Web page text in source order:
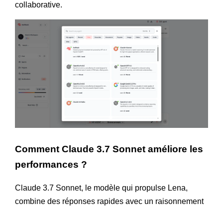
collaborative.
Comment Claude 3.7 Sonnet améliore les
performances ?
Claude 3.7 Sonnet, le modèle qui propulse Lena,
combine des réponses rapides avec un raisonnement